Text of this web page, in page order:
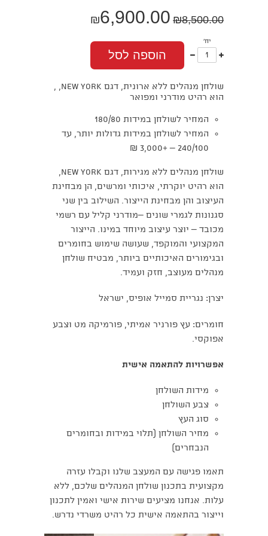
₪8,500.00
₪6,900.00
יח'
עוד
אחד
אחד
הוספה לסל
שולחן מנהלים ללא ארונית, דגם NEW YORK, ,
הוא רהיט מודרני ומפואר
המחיר לשולחן במידות 180/80
המחיר לשולחן במידות גדולות יותר, עד
240/100 – +3,000 ₪
שולחן מנהלים ללא מגירות, דגם NEW YORK,
הוא רהיט יוקרתי, איכותי ומרשים, הן מבחינת
העיצוב והן מבחינת הייצור. השילוב בין שני
סגנונות לגמרי שונים –מודרני קליל עם רשמי
מכובד – יוצר עיצוב מיוחד במינו. הייצור
המקצועי והמוקפד, שעושה שימוש בחומרים
ובגימורים האיכותיים ביותר, מבטיח שולחן
מנהלים מעוצב, חזק ועמיד.
יצרן: נגריית סמייל אופיס, ישראל
חומרים: עץ פורניר אמיתי, פורמיקה מט וצבע
אפוקסי.
אפשרויות להתאמה אישית
מידות השולחן
צבע השולחן
סוג העץ
מחיר השולחן (תלוי במידות ובחומרים
הנבחרים)
תאמו פגישה עם המעצב שלנו וקבלו עזרה
מקצועית בתכנון שולחן המנהלים שלכם, ללא
עלות. אנחנו מציעים שירות אישי ואמין לתכנון
וייצור בהתאמה אישית כל רהיט משרדי נדרש.